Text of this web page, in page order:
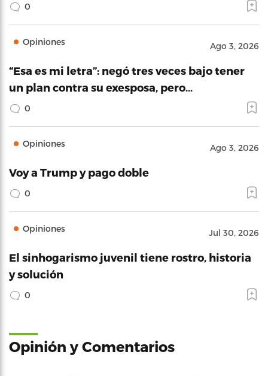
0
Opiniones Ago 3, 2026
“Esa es mi letra”: negó tres veces bajo tener
un plan contra su exesposa, pero…
0
Opiniones Ago 3, 2026
Voy a Trump y pago doble
0
Opiniones Jul 30, 2026
El sinhogarismo juvenil tiene rostro, historia
y solución
0
Opinión y Comentarios